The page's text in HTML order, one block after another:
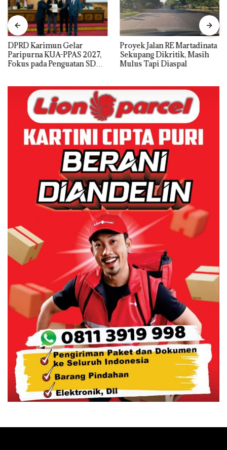
DPRD Karimun Gelar
Paripurna KUA-PPAS 2027,
Fokus pada Penguatan SDM,
Proyek Jalan RE Martadinata
Sekupang Dikritik, Masih
Mulus Tapi Diaspal